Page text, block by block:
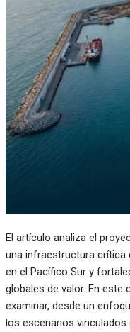
El artículo analiza el
una infraestructura crítica
en el Pacífico Sur y
globales de valor. En
examinar, desde un
los escenarios